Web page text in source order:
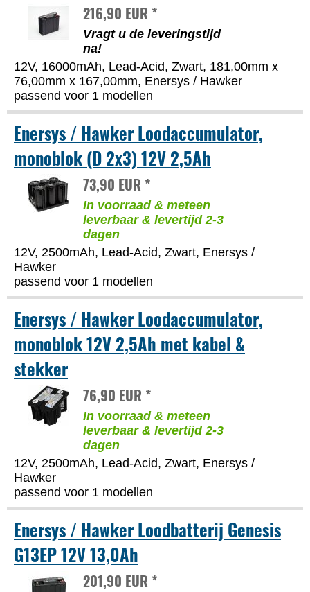
216,90 EUR *
Vragt u de leveringstijd
na!
12V, 16000mAh, Lead-Acid, Zwart, 181,00mm x
76,00mm x 167,00mm, Enersys / Hawker
passend voor 1 modellen
Enersys / Hawker Loodaccumulator,
monoblok (D 2x3) 12V 2,5Ah
73,90 EUR *
In voorraad & meteen
leverbaar & levertijd 2-3
dagen
12V, 2500mAh, Lead-Acid, Zwart, Enersys /
Hawker
passend voor 1 modellen
Enersys / Hawker Loodaccumulator,
monoblok 12V 2,5Ah met kabel &
stekker
76,90 EUR *
In voorraad & meteen
leverbaar & levertijd 2-3
dagen
12V, 2500mAh, Lead-Acid, Zwart, Enersys /
Hawker
passend voor 1 modellen
Enersys / Hawker Loodbatterij Genesis
G13EP 12V 13,0Ah
201,90 EUR *